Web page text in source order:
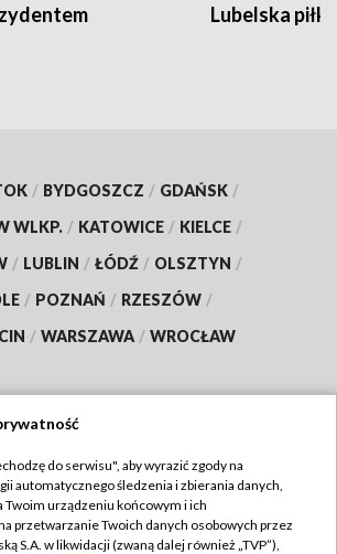
Lubelska piłka
/ BYDGOSZCZ / GDAŃSK /
WLKP. / KATOWICE / KIELCE /
/ LUBLIN / ŁÓDŹ / OLSZTYN /
/ POZNAŃ / RZESZÓW /
/ WARSZAWA / WROCŁAW
TVP
Regulamin TVP
do serwisu", aby wyrazić zgody na
automatycznego śledzenia i zbierania danych,
Twoim urządzeniu końcowym i ich
przetwarzanie Twoich danych osobowych przez
S.A. w likwidacji (zwaną dalej również „TVP”),